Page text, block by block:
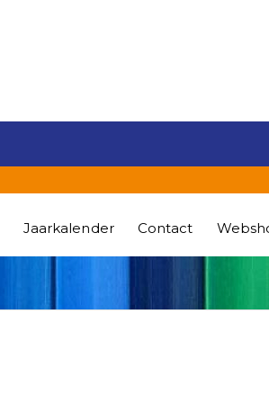
Jaarkalender Contact